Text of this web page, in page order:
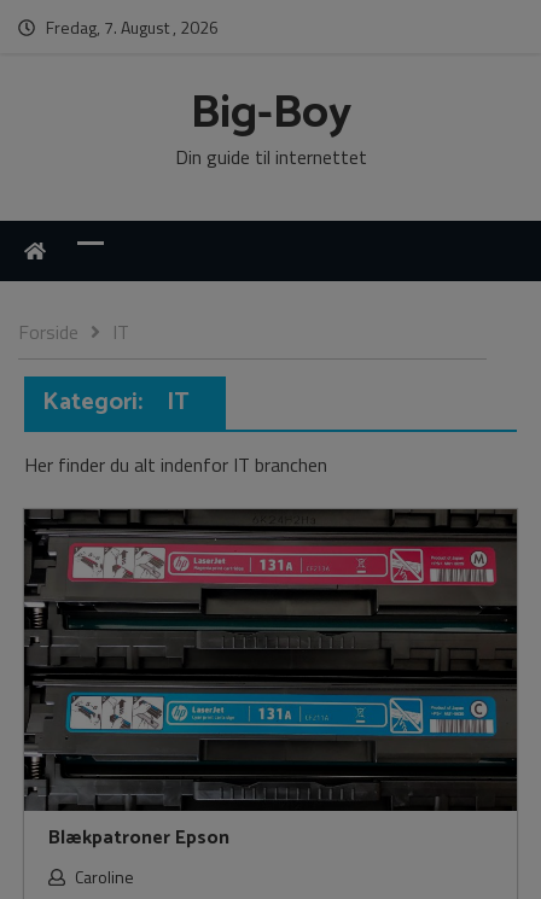
Fredag, 7. August , 2026
Big-Boy
Din guide til internettet
Forside IT
Kategori: IT
Her finder du alt indenfor IT branchen
Blækpatroner Epson
Caroline